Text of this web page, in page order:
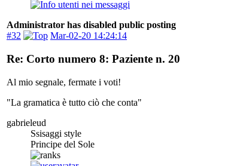
Administrator has disabled public posting
#32
Mar-02-20 14:24:14
Re: Corto numero 8: Paziente n. 20
Al mio segnale, fermate i voti!
"La gramatica è tutto ciò che conta"
gabrieleud
Ssisaggi style
Principe del Sole